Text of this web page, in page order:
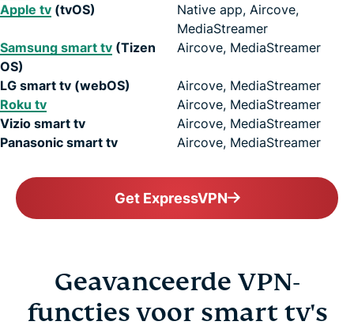
Apple tv (tvOS)
Native app, Aircove,
MediaStreamer
Samsung smart tv (Tizen
OS)
Aircove, MediaStreamer
LG smart tv (webOS)
Aircove, MediaStreamer
Roku tv
Aircove, MediaStreamer
Vizio smart tv
Aircove, MediaStreamer
Panasonic smart tv
Aircove, MediaStreamer
Get ExpressVPN
Geavanceerde VPN-
functies voor smart tv's